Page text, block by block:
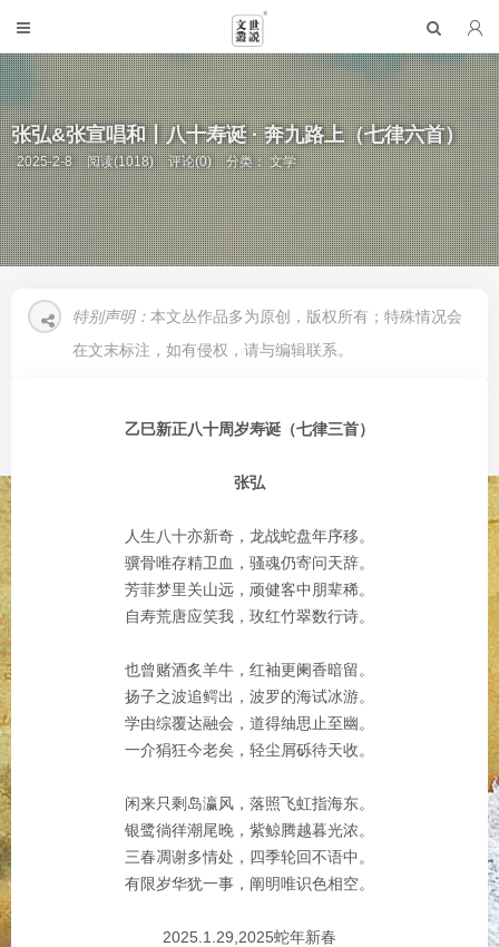
张弘&张宣唱和丨八十寿诞 · 奔九路上（七律六首）
2025-2-8 阅读(1018) 评论(0) 分类：文学
特别声明： 本文丛作品多为原创，版权所有；特殊情况会
在文末标注，如有侵权，请与编辑联系。
乙巳新正八十周岁寿诞（七律三首）
张弘
人生八十亦新奇，龙战蛇盘年序移。
骥骨唯存精卫血，骚魂仍寄问天辞。
芳菲梦里关山远，顽健客中朋辈稀。
自寿荒唐应笑我，玫红竹翠数行诗。
也曾赌酒炙羊牛，红袖更阑香暗留。
扬子之波追鳄出，波罗的海试冰游。
学由综覆达融会，道得䌷思止至幽。
一介狷狂今老矣，轻尘屑砾待天收。
闲来只剩岛瀛风，落照飞虹指海东。
银鹭徜徉潮尾晚，紫鲸腾越暮光浓。
三春凋谢多情处，四季轮回不语中。
有限岁华犹一事，阐明唯识色相空。
2025.1.29,2025蛇年新春